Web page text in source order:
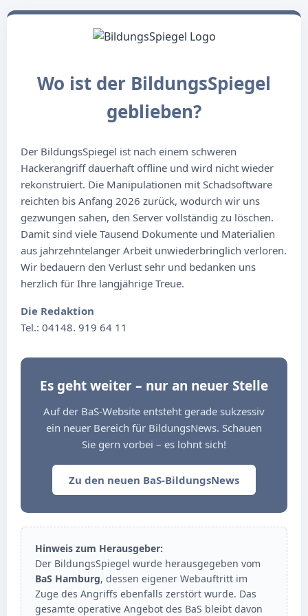
Wo ist der BildungsSpiegel
geblieben?
Der BildungsSpiegel ist nach einem schweren
Hackerangriff dauerhaft offline und wird nicht wieder
rekonstruiert. Die Manipulationen mit Schadsoftware
reichten bis Anfang 2026 zurück, wodurch wir uns
gezwungen sahen, den Server vollständig zu löschen.
Damit sind viele Tausend Dokumente und Materialien
aus jahrzehntelanger Arbeit unwiederbringlich verloren.
Wir bedauern den Verlust sehr und bedanken uns
herzlich für Ihre langjährige Treue.
Die Redaktion
Tel.: 04148. 919 64 11
Es geht weiter – nur an neuer Stelle
Auf der BaS-Website entsteht gerade sukzessiv
ein neuer Bereich für BildungsNews. Schauen
Sie gern vorbei – es lohnt sich!
Zu den neuen BaS-BildungsNews
Hinweis zum Herausgeber:
Der BildungsSpiegel wurde herausgegeben vom
BaS Hamburg, dessen eigener Webauftritt im
Zuge des Angriffs ebenfalls zerstört wurde. Das
gesamte operative Angebot des BaS bleibt davon